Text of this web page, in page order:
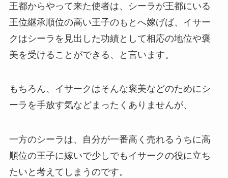
王都からやって来た使者は、シーラが王都にいる
王位継承順位の高い王子のもとへ嫁げば、イサー
クはシーラを見出した功績として相応の地位や褒
美を受けることができる、と言います。
もちろん、イサークはそんな褒美などのためにシ
ーラを手放す気などまったくありませんが、
一方のシーラは、自分が一番高く売れるうちに高
順位の王子に嫁いで少しでもイサークの役に立ち
たいと考えてしまうのです。